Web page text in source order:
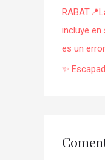
incluye
es un
✨